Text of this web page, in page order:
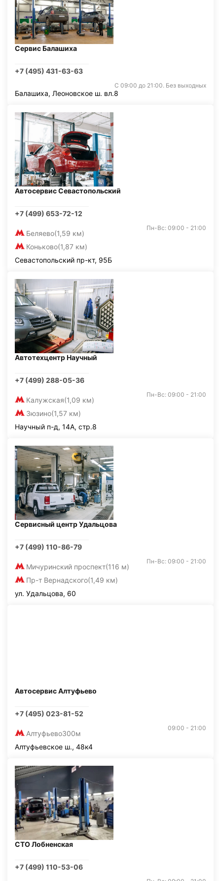
Сервис Балашиха
+7 (495) 431-63-63
С 09:00 до 21:00. Без выходных
Балашиха, Леоновское ш. вл.8
Автосервис Севастопольский
+7 (499) 653-72-12
Беляево(1,59 км)
Коньково(1,87 км)
Пн-Вс: 09:00 - 21:00
Севастопольский пр-кт, 95Б
Автотехцентр Научный
+7 (499) 288-05-36
Калужская(1,09 км)
Зюзино(1,57 км)
Пн-Вс: 09:00 - 21:00
Научный п-д, 14А, стр.8
Сервисный центр Удальцова
+7 (499) 110-86-79
Мичуринский проспект(116 м)
Пр-т Вернадского(1,49 км)
Пн-Вс: 09:00 - 21:00
ул. Удальцова, 60
Автосервис Алтуфьево
+7 (495) 023-81-52
Алтуфьево300м
09:00 - 21:00
Алтуфьевское ш., 48к4
СТО Лобненская
+7 (499) 110-53-06